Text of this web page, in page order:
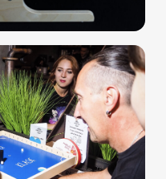
будка
автомат
караоке
джедай